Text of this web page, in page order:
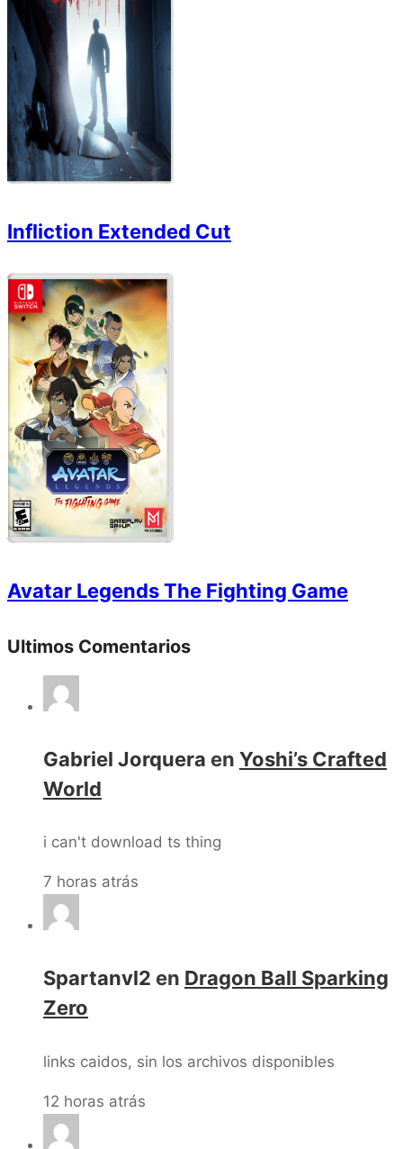
Infliction Extended Cut
Avatar Legends The Fighting Game
Ultimos Comentarios
Gabriel Jorquera en Yoshi’s Crafted
World
i can't download ts thing
7 horas atrás
Spartanvl2 en Dragon Ball Sparking
Zero
links caidos, sin los archivos disponibles
12 horas atrás